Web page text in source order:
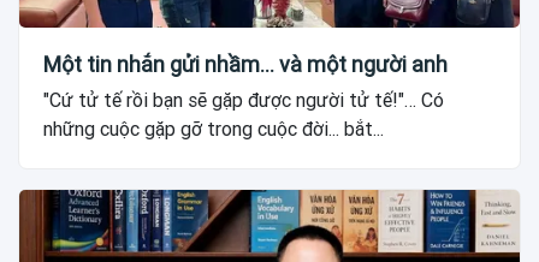
Một tin nhắn gửi nhầm... và một người anh
"Cứ tử tế rồi bạn sẽ gặp được người tử tế!"… Có
những cuộc gặp gỡ trong cuộc đời... bắt...